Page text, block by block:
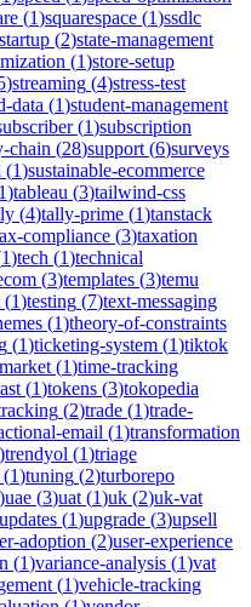
(1)squarespace (1)ssdlc
startup (2)state-management
(1)store-setup
)streaming (4)stress-test
data (1)student-management
(1)subscription
chain (28)support (6)surveys
(1)sustainable-ecommerce
1)tableau (3)tailwind-css
(4)tally-prime (1)tanstack
compliance (3)taxation
1)tech (1)technical
(3)templates (3)temu
(1)testing (7)text-messaging
(1)theory-of-constraints
(1)ticketing-system (1)tiktok
(1)time-tracking
(1)tokens (3)tokopedia
(2)trade (1)trade-
email (1)transformation
)trendyol (1)triage
(1)tuning (2)turborepo
)uae (3)uat (1)uk (2)uk-vat
updates (1)upgrade (3)upsell
adoption (2)user-experience
(1)variance-analysis (1)vat
(1)vehicle-tracking